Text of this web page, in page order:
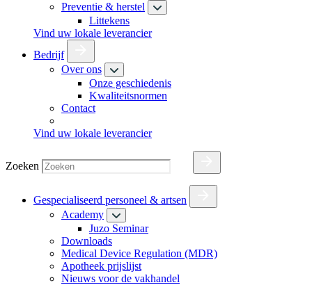
Preventie & herstel
Littekens
Vind uw lokale leverancier
Bedrijf
Over ons
Onze geschiedenis
Kwaliteitsnormen
Contact
Vind uw lokale leverancier
Zoeken
Gespecialiseerd personeel & artsen
Academy
Juzo Seminar
Downloads
Medical Device Regulation (MDR)
Apotheek prijslijst
Nieuws voor de vakhandel